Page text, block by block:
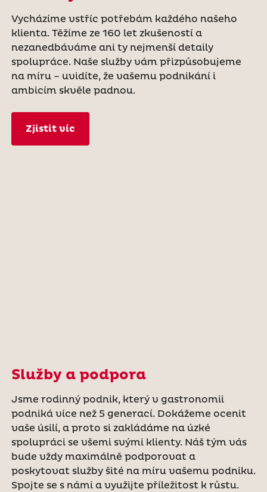
Vycházíme vstříc potřebám každého našeho
klienta. Těžíme ze 160 let zkušeností a
nezanedbáváme ani ty nejmenší detaily
spolupráce. Naše služby vám přizpůsobujeme
na míru – uvidíte, že vašemu podnikání i
ambicím skvěle padnou.
Zjistit víc
Služby a podpora
Jsme rodinný podnik, který v gastronomii
podniká více než 5 generací. Dokážeme ocenit
vaše úsilí, a proto si zakládáme na úzké
spolupráci se všemi svými klienty. Náš tým vás
bude vždy maximálně podporovat a
poskytovat služby šité na míru vašemu podniku.
Spojte se s námi a využijte příležitost k růstu.